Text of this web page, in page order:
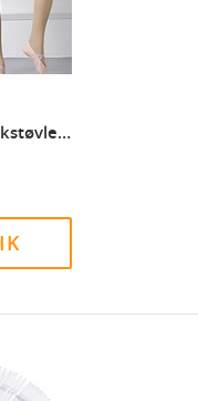
Ballettrikot Gymnastikstøvler Dame Bodysuit Bomuld...